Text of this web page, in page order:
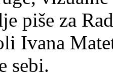
piše za
Ivana
sebi.